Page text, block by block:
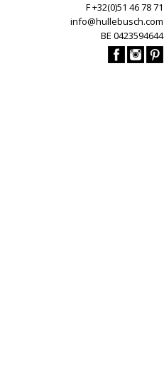
F +32(0)51 46 78 71
info@hullebusch.com
BE 0423594644